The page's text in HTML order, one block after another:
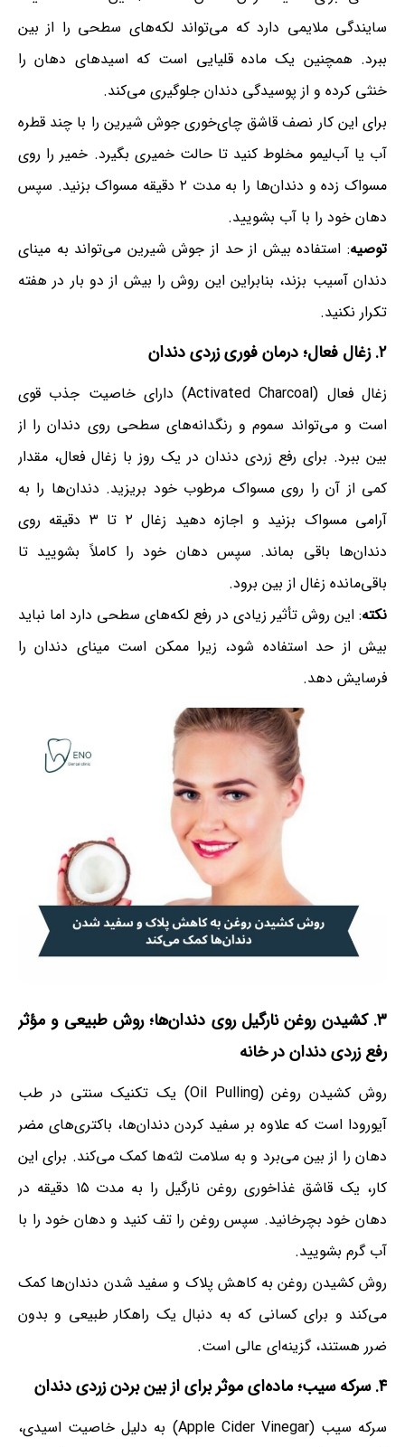
سایندگی ملایمی دارد که می‌تواند لکه‌های سطحی را از بین
ببرد. همچنین یک ماده قلیایی است که اسیدهای دهان را
خنثی کرده و از پوسیدگی دندان جلوگیری می‌کند.
برای این کار نصف قاشق چای‌خوری جوش شیرین را با چند قطره
آب یا آب‌لیمو مخلوط کنید تا حالت خمیری بگیرد. خمیر را روی
مسواک زده و دندان‌ها را به مدت ۲ دقیقه مسواک بزنید. سپس
دهان خود را با آب بشویید.
توصیه: استفاده بیش از حد از جوش شیرین می‌تواند به مینای
دندان آسیب بزند، بنابراین این روش را بیش از دو بار در هفته
تکرار نکنید.
۲. زغال فعال؛ درمان فوری زردی دندان
زغال فعال (Activated Charcoal) دارای خاصیت جذب قوی
است و می‌تواند سموم و رنگدانه‌های سطحی روی دندان را از
بین ببرد. برای رفع زردی دندان در یک روز با زغال فعال، مقدار
کمی از آن را روی مسواک مرطوب خود بریزید. دندان‌ها را به
آرامی مسواک بزنید و اجازه دهید زغال ۲ تا ۳ دقیقه روی
دندان‌ها باقی بماند. سپس دهان خود را کاملاً بشویید تا
باقی‌مانده زغال از بین برود.
نکته: این روش تأثیر زیادی در رفع لکه‌های سطحی دارد اما نباید
بیش از حد استفاده شود، زیرا ممکن است مینای دندان را
فرسایش دهد.
۳. کشیدن روغن نارگیل روی دندان‌ها؛ روش طبیعی و مؤثر
رفع زردی دندان در خانه
روش کشیدن روغن (Oil Pulling) یک تکنیک سنتی در طب
آیورودا است که علاوه بر سفید کردن دندان‌ها، باکتری‌های مضر
دهان را از بین می‌برد و به سلامت لثه‌ها کمک می‌کند. برای این
کار، یک قاشق غذاخوری روغن نارگیل را به مدت ۱۵ دقیقه در
دهان خود بچرخانید. سپس روغن را تف کنید و دهان خود را با
آب گرم بشویید.
روش کشیدن روغن به کاهش پلاک و سفید شدن دندان‌ها کمک
می‌کند و برای کسانی که به دنبال یک راهکار طبیعی و بدون
ضرر هستند، گزینه‌ای عالی است.
۴. سرکه سیب؛ ماده‌ای موثر برای از بین بردن زردی دندان
سرکه سیب (Apple Cider Vinegar) به دلیل خاصیت اسیدی،